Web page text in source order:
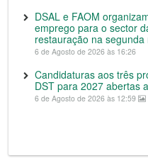
DSAL e FAOM
emprego para o sector
restauração na
6 de Agosto de 2026 às 16:26
Candidaturas aos três
DST para 2027 abertas
6 de Agosto de 2026 às 12:59